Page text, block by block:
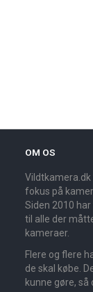
OM OS
fokus på
Siden 2010
til alle der
kameraer.
Flere og flere
de skal købe.
kunne gøre,